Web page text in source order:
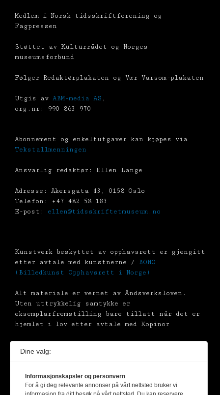
Medlem i Norsk tidsskriftforening og
Fagpressen
Støttet av Kulturrådet og Norges
museumsforbund
Følger Redaktørplakaten og Vær Varsom-plakaten
Utgis av ABM-media AS ,
org.nr: 990 863 970
Abonnement og enkeltutgaver kan kjøpes via
Tekstallmenningen
Ansvarlig redaktør: Ellen Lange
Adresse: Akersgata 43, 0158 Oslo
Telefon: +47 482 58 183
E-post: ellen@tidsskriftetmuseum.no
Kunstverk beskyttet av opphavsrett er gjengitt
etter avtale med kunstnerne / BONO
(Billedkunst Opphavsrett i Norge)
Alt materiale er vernet av Åndsverksloven.
Uten uttrykkelig samtykke er
eksemplarfremstilling bare tillatt når det er
hjemlet i lov etter avtale med Kopinor
Dine valg:
Informasjonskapsler og personvern
For å gi deg relevante annonser på vårt nettsted bruker vi